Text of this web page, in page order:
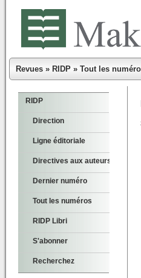
Revues » RIDP » Tout les
RIDP
Direction
Ligne éditoriale
Directives aux auteurs
Dernier numéro
Tout les numéros
RIDP Libri
S'abonner
Recherchez